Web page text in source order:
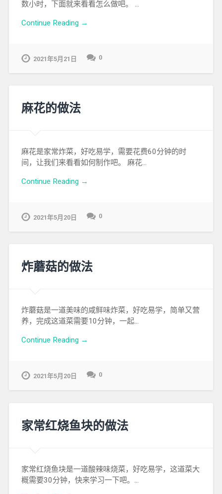
数小时，下面就来看看怎么做吧。 …
Continue Reading →
2021年5月21日 0
麻花的做法
麻花是家常炸菜，好吃易学，需要花费60分钟的时
间，让我们来看看如何制作吧。 麻花…
Continue Reading →
2021年5月20日 0
炸蘑菇的做法
炸蘑菇是一道美味的咸鲜味炸菜，好吃易学，简单又营
养，完成这道菜需要10分钟，一起…
Continue Reading →
2021年5月20日 0
家常红烧鱼块的做法
家常红烧鱼块是一道酸辣味烧菜，好吃易学，这道菜大
概需要30分钟，快来学习一下吧。…